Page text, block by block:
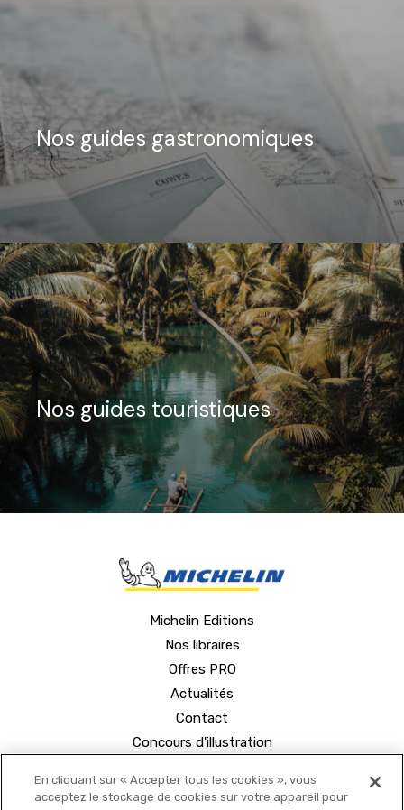
Nos guides gastronomiques
Nos guides touristiques
Michelin Editions
Nos libraires
Offres PRO
Actualités
Contact
Concours d'illustration
En cliquant sur « Accepter tous les cookies », vous
acceptez le stockage de cookies sur votre appareil pour